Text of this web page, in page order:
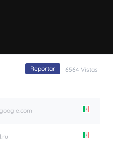
6564 Vistas
Reportar
google.com